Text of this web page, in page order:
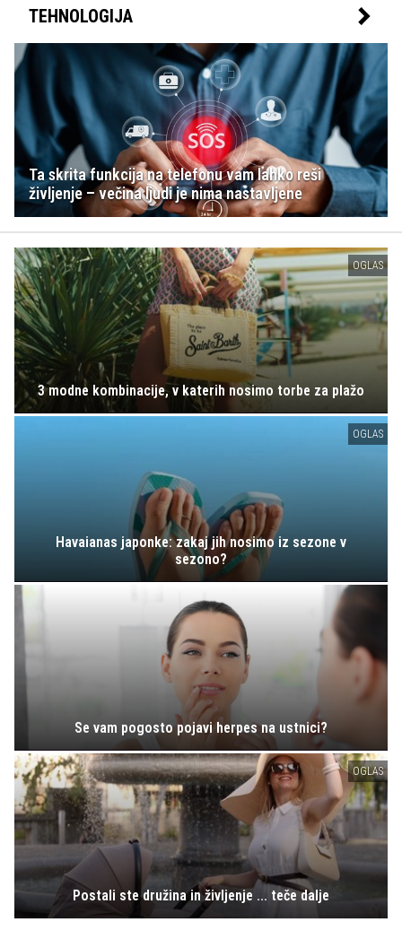
TEHNOLOGIJA
Ta skrita funkcija na telefonu vam lahko reši
življenje – večina ljudi je nima nastavljene
OGLAS
3 modne kombinacije, v katerih nosimo torbe za plažo
OGLAS
Havaianas japonke: zakaj jih nosimo iz sezone v
sezono?
Se vam pogosto pojavi herpes na ustnici?
OGLAS
Postali ste družina in življenje ... teče dalje